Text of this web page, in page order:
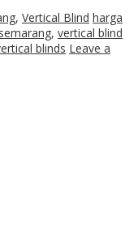
, Vertical Blind harga
, vertical blind
blinds Leave a